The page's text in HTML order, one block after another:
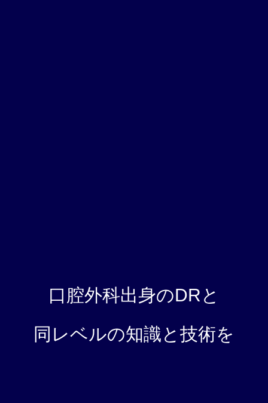
口腔外科出身のDRと
同レベルの知識と技術を